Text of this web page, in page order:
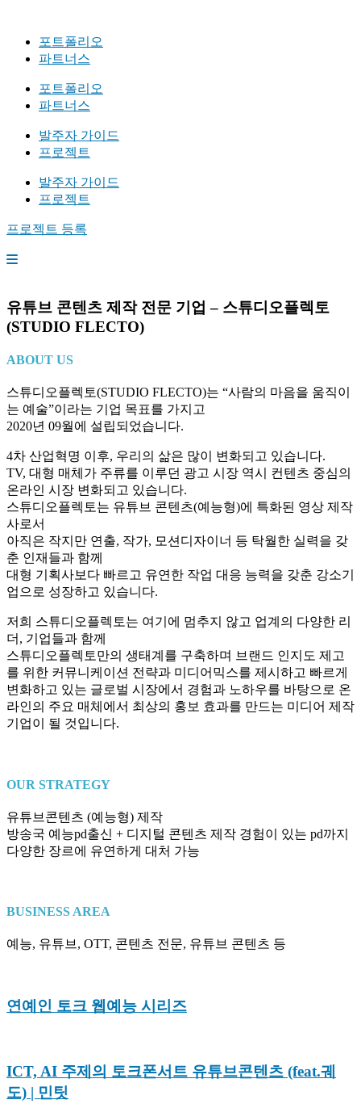
포트폴리오
파트너스
포트폴리오
파트너스
발주자 가이드
프로젝트
발주자 가이드
프로젝트
프로젝트 등록
유튜브 콘텐츠 제작 전문 기업 – 스튜디오플렉토
(STUDIO FLECTO)
ABOUT US
스튜디오플렉토(STUDIO FLECTO)는 “사람의 마음을 움직이
는 예술”이라는 기업 목표를 가지고
2020년 09월에 설립되었습니다.
4차 산업혁명 이후, 우리의 삶은 많이 변화되고 있습니다.
TV, 대형 매체가 주류를 이루던 광고 시장 역시 컨텐츠 중심의
온라인 시장 변화되고 있습니다.
스튜디오플렉토는 유튜브 콘텐츠(예능형)에 특화된 영상 제작
사로서
아직은 작지만 연출, 작가, 모션디자이너 등 탁월한 실력을 갖
춘 인재들과 함께
대형 기획사보다 빠르고 유연한 작업 대응 능력을 갖춘 강소기
업으로 성장하고 있습니다.
저희 스튜디오플렉토는 여기에 멈추지 않고 업계의 다양한 리
더, 기업들과 함께
스튜디오플렉토만의 생태계를 구축하며 브랜드 인지도 제고
를 위한 커뮤니케이션 전략과 미디어믹스를 제시하고 빠르게
변화하고 있는 글로벌 시장에서 경험과 노하우를 바탕으로 온
라인의 주요 매체에서 최상의 홍보 효과를 만드는 미디어 제작
기업이 될 것입니다.
OUR STRATEGY
유튜브콘텐츠 (예능형) 제작
방송국 예능pd출신 + 디지털 콘텐츠 제작 경험이 있는 pd까지
다양한 장르에 유연하게 대처 가능
BUSINESS AREA
예능, 유튜브, OTT, 콘텐츠 전문, 유튜브 콘텐츠 등
연예인 토크 웹예능 시리즈
ICT, AI 주제의 토크폰서트 유튜브콘텐츠 (feat.궤
도) | 민팃